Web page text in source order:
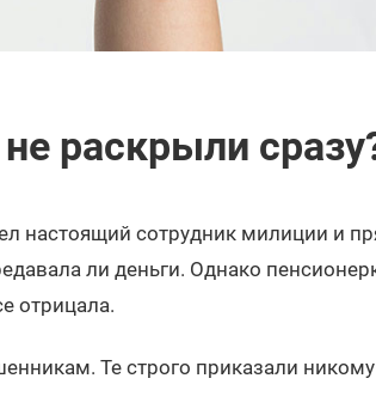
раскрыли
настоящий сотрудник милиции и
ли деньги. Однако
отрицала.
Те строго приказали